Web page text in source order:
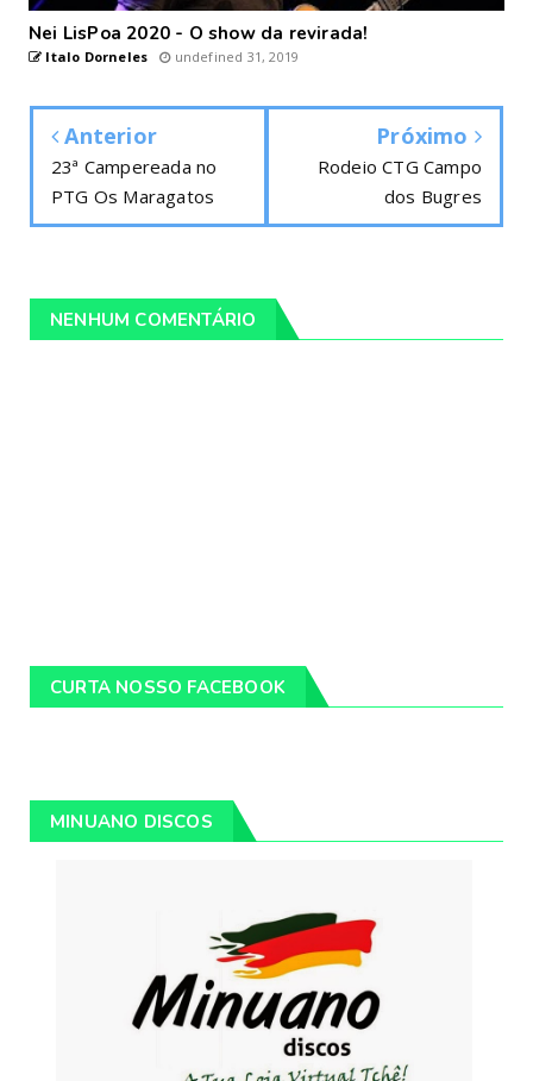
Nei LisPoa 2020 - O show da revirada!
Italo Dorneles undefined 31, 2019
Anterior
23ª Campereada no
PTG Os Maragatos
Próximo
Rodeio CTG Campo
dos Bugres
NENHUM COMENTÁRIO
CURTA NOSSO FACEBOOK
MINUANO DISCOS